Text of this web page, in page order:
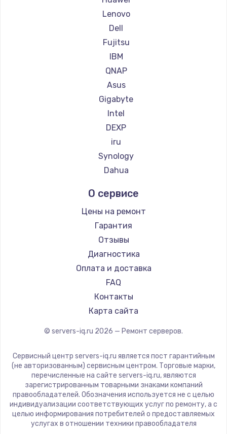
Lenovo
Dell
Fujitsu
IBM
QNAP
Asus
Gigabyte
Intel
DEXP
iru
Synology
Dahua
О сервисе
Цены на ремонт
Гарантия
Отзывы
Диагностика
Оплата и доставка
FAQ
Контакты
Карта сайта
© servers-iq.ru 2026 — Ремонт серверов.
Сервисный центр servers-iq.ru является пост гарантийным
(не авторизованным) сервисным центром. Торговые марки,
перечисленные на сайте servers-iq.ru, являются
зарегистрированным товарными знаками компаний
правообладателей. Обозначения используется не с целью
индивидуализации соответствующих услуг по ремонту, а с
целью информирования потребителей о предоставляемых
услугах в отношении техники правообладателя